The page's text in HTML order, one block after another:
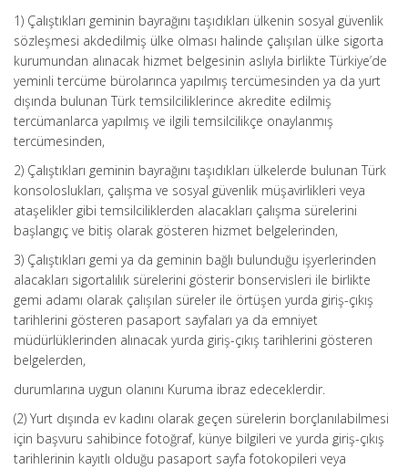
1) Çalıştıkları geminin bayrağını taşıdıkları ülkenin sosyal güvenlik
sözleşmesi akdedilmiş ülke olması halinde çalışılan ülke sigorta
kurumundan alınacak hizmet belgesinin aslıyla birlikte Türkiye’de
yeminli tercüme bürolarınca yapılmış tercümesinden ya da yurt
dışında bulunan Türk temsilciliklerince akredite edilmiş
tercümanlarca yapılmış ve ilgili temsilcilikçe onaylanmış
tercümesinden,
2) Çalıştıkları geminin bayrağını taşıdıkları ülkelerde bulunan Türk
konsoloslukları, çalışma ve sosyal güvenlik müşavirlikleri veya
ataşelikler gibi temsilciliklerden alacakları çalışma sürelerini
başlangıç ve bitiş olarak gösteren hizmet belgelerinden,
3) Çalıştıkları gemi ya da geminin bağlı bulunduğu işyerlerinden
alacakları sigortalılık sürelerini gösterir bonservisleri ile birlikte
gemi adamı olarak çalışılan süreler ile örtüşen yurda giriş-çıkış
tarihlerini gösteren pasaport sayfaları ya da emniyet
müdürlüklerinden alınacak yurda giriş-çıkış tarihlerini gösteren
belgelerden,
durumlarına uygun olanını Kuruma ibraz edeceklerdir.
(2) Yurt dışında ev kadını olarak geçen sürelerin borçlanılabilmesi
için başvuru sahibince fotoğraf, künye bilgileri ve yurda giriş-çıkış
tarihlerinin kayıtlı olduğu pasaport sayfa fotokopileri veya